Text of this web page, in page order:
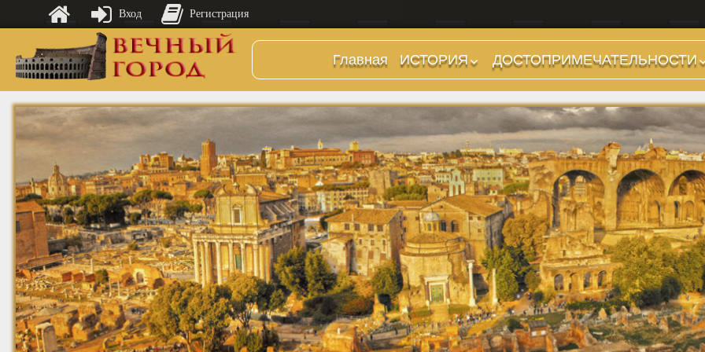
Главная
ИСТОРИЯ
Предыстория
Царский период
(753-509 гг до н.э.)
Ранняя Республика
(509-265 гг до н.э.)
Поздняя Республика
(264-27 гг до н.э.)
Империя. Принципат
(27 г до н.э. — 284 г
н.э.)
Империя. Доминат
(284-476 гг)
Темные Века. Готы
Темные Века.
Экзархат
ДОСТОПРИМЕЧАТЕЛЬНОСТИ
Холмы и остров.
Районы
Форумы, Площади,
Дороги
Стадионы, Термы
Музеи
Дохристианские
храмы
Христианские храмы,
базилики etc.
Дворцы
Арки, колонны и
обелиски
Фонтаны
Вход Регистрация